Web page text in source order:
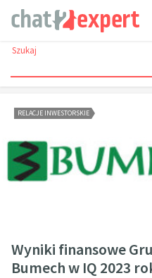
Szukaj
RELACJE INWESTORSKIE
Wyniki finansowe
Bumech w IQ 2023